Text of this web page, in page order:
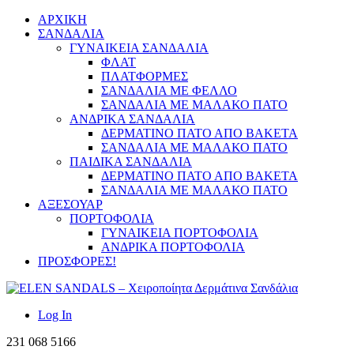
ΑΡΧΙΚΗ
ΣΑΝΔΑΛΙΑ
ΓΥΝΑΙΚΕΙΑ ΣΑΝΔΑΛΙΑ
ΦΛΑΤ
ΠΛΑΤΦΟΡΜΕΣ
ΣΑΝΔΑΛΙΑ ΜΕ ΦΕΛΛΟ
ΣΑΝΔΑΛΙΑ ΜΕ ΜΑΛΑΚΟ ΠΑΤΟ
ΑΝΔΡΙΚΑ ΣΑΝΔΑΛΙΑ
ΔΕΡΜΑΤΙΝΟ ΠΑΤΟ ΑΠΟ ΒΑΚΕΤΑ
ΣΑΝΔΑΛΙΑ ΜΕ ΜΑΛΑΚΟ ΠΑΤΟ
ΠΑΙΔΙΚΑ ΣΑΝΔΑΛΙΑ
ΔΕΡΜΑΤΙΝΟ ΠΑΤΟ ΑΠΟ ΒΑΚΕΤΑ
ΣΑΝΔΑΛΙΑ ΜΕ ΜΑΛΑΚΟ ΠΑΤΟ
ΑΞΕΣΟΥΑΡ
ΠΟΡΤΟΦΟΛΙΑ
ΓΥΝΑΙΚΕΙΑ ΠΟΡΤΟΦΟΛΙΑ
ΑΝΔΡΙΚΑ ΠΟΡΤΟΦΟΛΙΑ
ΠΡΟΣΦΟΡΕΣ!
Log In
231 068 5166